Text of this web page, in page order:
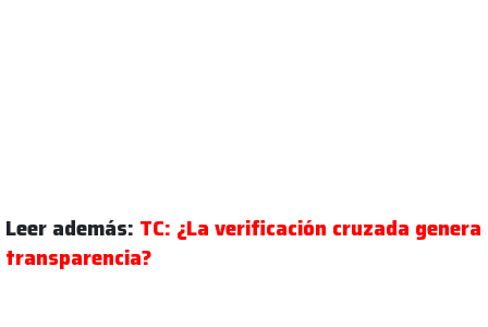
Leer además: TC: ¿La verificación cruzada genera
transparencia?